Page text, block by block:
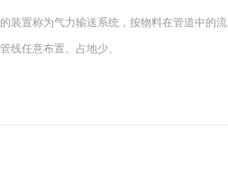
置称为气力输送系统，按物料在管道中的流
线任意布置、占地少、